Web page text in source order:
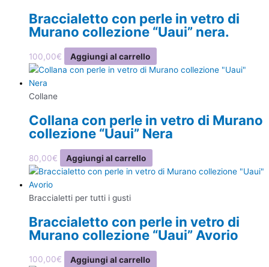
Braccialetto con perle in vetro di
Murano collezione “Uaui” nera.
100,00€ Aggiungi al carrello
Collane
Collana con perle in vetro di Murano
collezione “Uaui” Nera
80,00€ Aggiungi al carrello
Braccialetti per tutti i gusti
Braccialetto con perle in vetro di
Murano collezione “Uaui” Avorio
100,00€ Aggiungi al carrello